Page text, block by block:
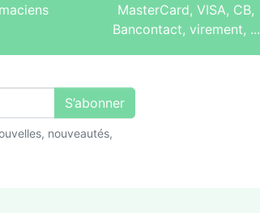
MasterCard, VISA, CB,
Bancontact, virement, ...
S’abonner
nouveautés,